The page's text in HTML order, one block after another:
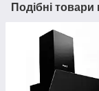
Подібні товари